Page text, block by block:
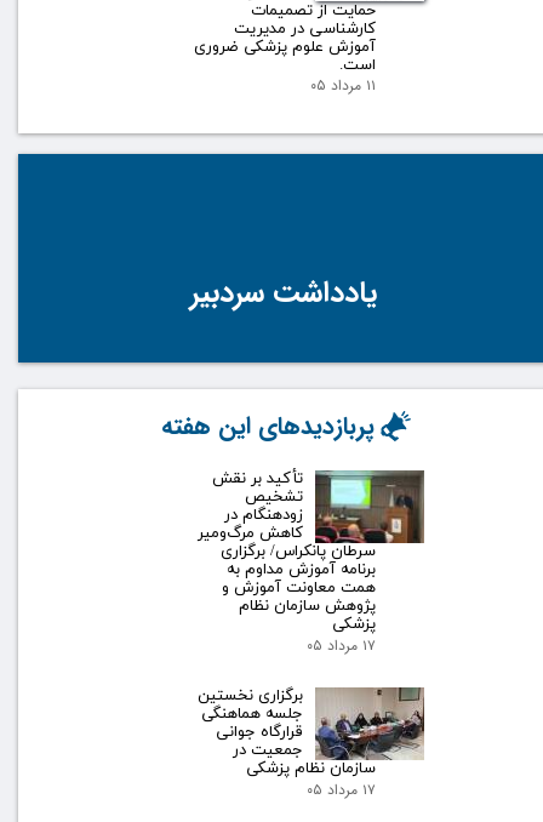
حمایت از تصمیمات
کارشناسی در مدیریت
آموزش علوم پزشکی ضروری
است.
۱۱ مرداد ۰۵
یادداشت سردبیر
تأکید بر نقش
تشخیص
زودهنگام در
کاهش مرگ‌ومیر
سرطان پانکراس/ برگزاری
برنامه آموزش مداوم به
همت معاونت آموزش و
پژوهش سازمان نظام
پزشکی
۱۷ مرداد ۰۵
برگزاری نخستین
جلسه هماهنگی
قرارگاه جوانی
جمعیت در
سازمان نظام پزشکی
۱۷ مرداد ۰۵
پربازدیدهای این هفته